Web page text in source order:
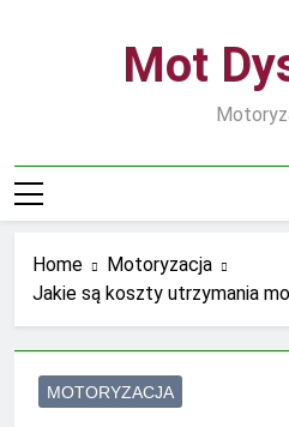
Mot
Home
Motoryzacja
Jakie są koszty utrzymania
MOTORYZACJA